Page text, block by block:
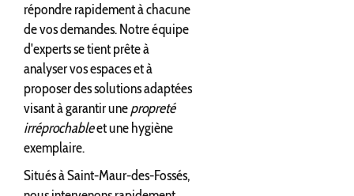
répondre rapidement à chacune
de vos demandes. Notre équipe
d'experts se tient prête à
analyser vos espaces et à
proposer des solutions adaptées
visant à garantir unepropreté
irréprochableet une hygiène
exemplaire.
Situés à Saint-Maur-des-Fossés,